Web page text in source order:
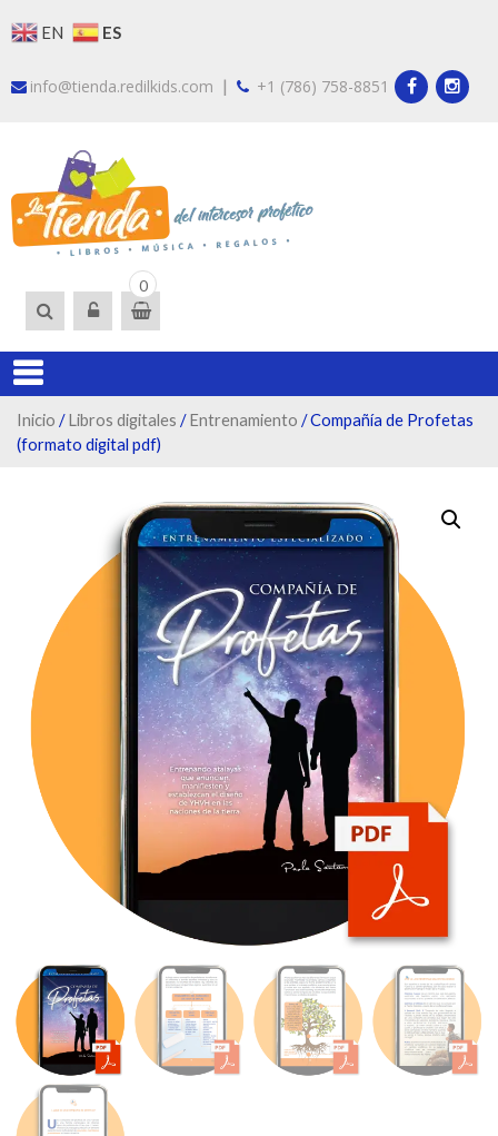
to
EN ES
info@tienda.redilkids.com | +1 (786) 758-8851
0
Inicio /Libros digitales /Entrenamiento / Compañía de Profetas
(formato digital pdf)